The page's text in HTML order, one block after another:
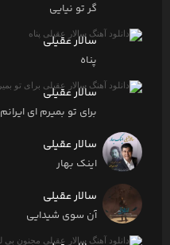
گر تو نیایی
سالار عقیلی
پناه
سالار عقیلی
برای تو بمیرم ای ایرانم
سالار عقیلی
اینک بهار
سالار عقیلی
آن سوی شیدایی